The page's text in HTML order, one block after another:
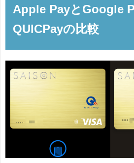
Apple PayとGoogle
QUICPayの比較